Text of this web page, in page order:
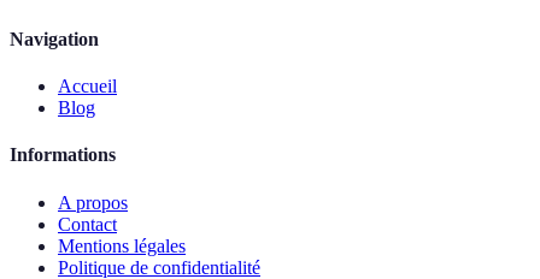
Navigation
Accueil
Blog
Informations
A propos
Contact
Mentions légales
Politique de confidentialité